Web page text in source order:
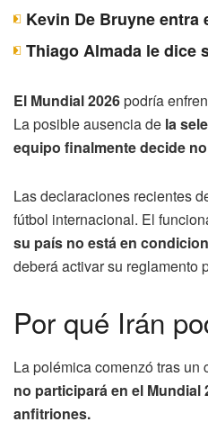
Kevin De Bruyne
Thiago Almada le dice
El Mundial 2026podría
La posible ausencia de la
equipo finalmente decide
Las declaraciones recientes
fútbol internacional. El
su país no está en
deberá activar su reglamento
Por qué Irán
La polémica comenzó tras
no participará en el
anfitriones.